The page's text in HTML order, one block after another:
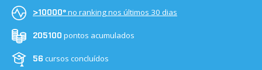
>10000ºno ranking nos últimos 30 dias
205100 pontos acumulados
56 cursos concluídos